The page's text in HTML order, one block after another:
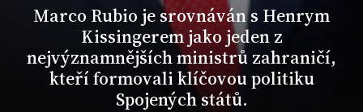
Marco Rubio je srovnáván s Henrym
Kissingerem jako jeden z
nejvýznamnějších ministrů zahraničí,
kteří formovali klíčovou politiku
Spojených států.